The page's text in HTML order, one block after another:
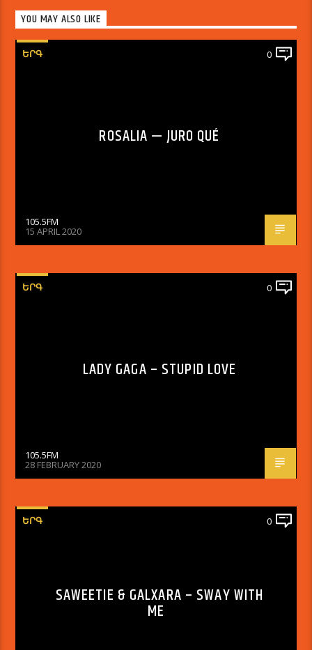
YOU MAY ALSO LIKE
ԵՐԳ 0
ROSALIA — JURO QUÉ
105.5FM
15 APRIL 2020
ԵՐԳ 0
LADY GAGA – STUPID LOVE
105.5FM
28 FEBRUARY 2020
ԵՐԳ 0
SAWEETIE & GALXARA – SWAY WITH
ME